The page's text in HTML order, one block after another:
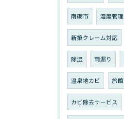
南砺市 湿度管理
新築クレーム対応
除湿 雨漏り
温泉地カビ 旅
カビ除去サービス